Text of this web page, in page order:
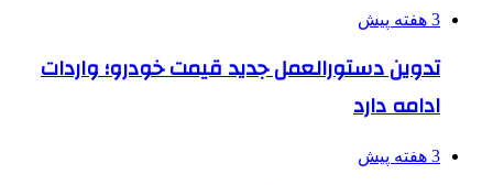
3 هفته پیش
تدوین دستورالعمل جدید قیمت خودرو؛ واردات
ادامه دارد
3 هفته پیش